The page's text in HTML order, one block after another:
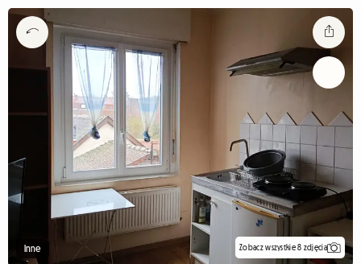
Inne Zobacz wszystkie 8 zdjęcia